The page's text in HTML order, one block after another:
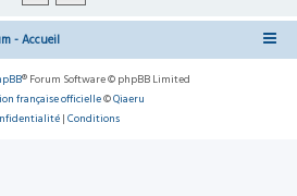
- Accueil
® Forum Software © phpBB Limited
française officielle©Qiaeru
| Conditions